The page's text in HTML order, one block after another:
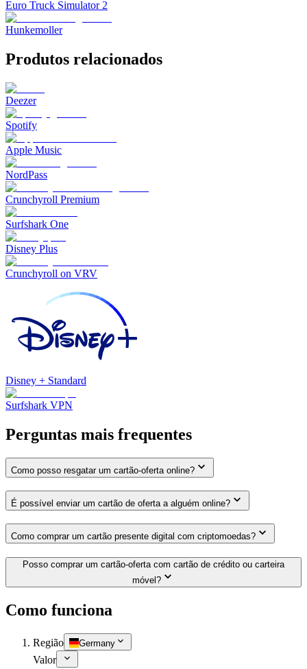
Euro Truck Simulator 2
Hunkemoller
Produtos relacionados
Deezer
Spotify
Apple Music
NordPass
Crunchyroll Premium
Surfshark One
Disney Plus
Crunchyroll on VRV
Disney + Standard
Surfshark VPN
Perguntas mais frequentes
Como posso resgatar um cartão-oferta online?
É possível enviar um cartão de oferta a alguém online?
Como comprar um cartão presente digital com criptomoedas?
Posso comprar um cartão-oferta com cartão de crédito ou carteira
móvel?
Como funciona
Região Germany
Valor